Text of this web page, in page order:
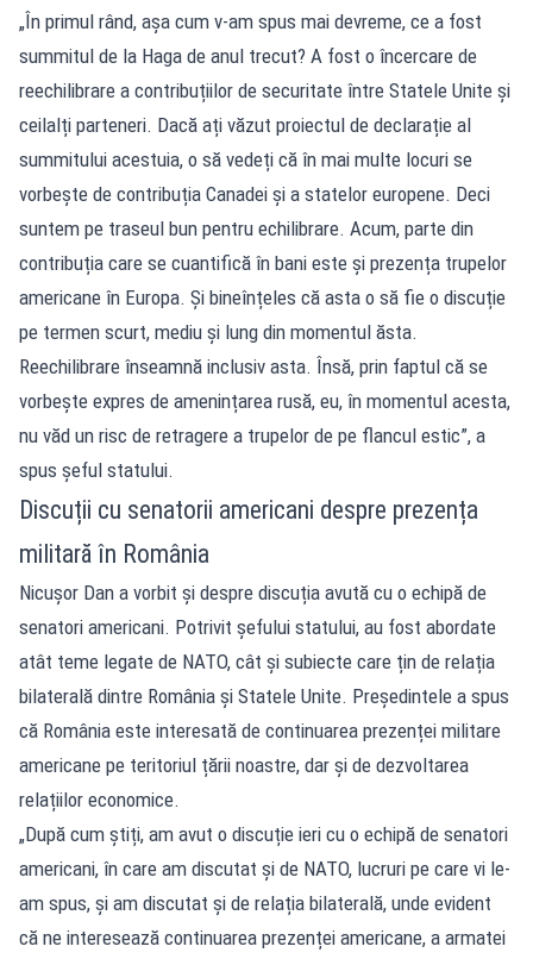
„În primul rând, așa cum v-am spus mai devreme, ce a fost
summitul de la Haga de anul trecut? A fost o încercare de
reechilibrare a contribuțiilor de securitate între Statele Unite și
ceilalți parteneri. Dacă ați văzut proiectul de declarație al
summitului acestuia, o să vedeți că în mai multe locuri se
vorbește de contribuția Canadei și a statelor europene. Deci
suntem pe traseul bun pentru echilibrare. Acum, parte din
contribuția care se cuantifică în bani este și prezența trupelor
americane în Europa. Și bineînțeles că asta o să fie o discuție
pe termen scurt, mediu și lung din momentul ăsta.
Reechilibrare înseamnă inclusiv asta. Însă, prin faptul că se
vorbește expres de amenințarea rusă, eu, în momentul acesta,
nu văd un risc de retragere a trupelor de pe flancul estic”, a
spus șeful statului.
Discuții cu senatorii americani despre prezența
militară în România
Nicușor Dan a vorbit și despre discuția avută cu o echipă de
senatori americani. Potrivit șefului statului, au fost abordate
atât teme legate de NATO, cât și subiecte care țin de relația
bilaterală dintre România și Statele Unite. Președintele a spus
că România este interesată de continuarea prezenței militare
americane pe teritoriul țării noastre, dar și de dezvoltarea
relațiilor economice.
„După cum știți, am avut o discuție ieri cu o echipă de senatori
americani, în care am discutat și de NATO, lucruri pe care vi le-
am spus, și am discutat și de relația bilaterală, unde evident
că ne interesează continuarea prezenței americane, a armatei